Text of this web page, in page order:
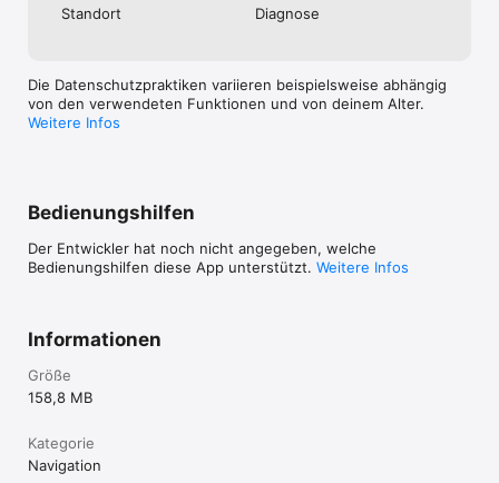
Standort
Diagnose
Die Datenschutzpraktiken variieren beispielsweise abhängig
von den verwendeten Funktionen und von deinem Alter.
Weitere Infos
Bedienungshilfen
Der Entwickler hat noch nicht angegeben, welche
Bedienungshilfen diese App unterstützt. Weitere Infos
Informationen
Größe
158,8 MB
Kategorie
Navigation